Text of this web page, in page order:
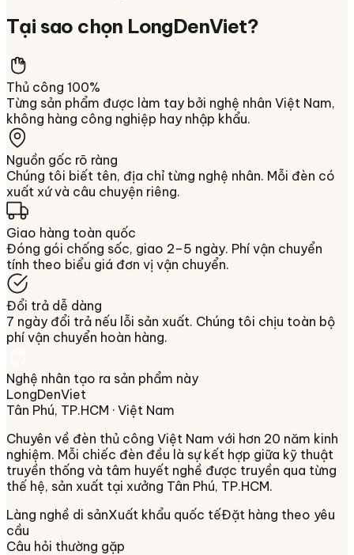
Tại sao chọn LongDenViet?
Thủ công 100%
Từng sản phẩm được làm tay bởi nghệ nhân Việt Nam,
không hàng công nghiệp hay nhập khẩu.
Nguồn gốc rõ ràng
Chúng tôi biết tên, địa chỉ từng nghệ nhân. Mỗi đèn có
xuất xứ và câu chuyện riêng.
Giao hàng toàn quốc
Đóng gói chống sốc, giao 2–5 ngày. Phí vận chuyển
tính theo biểu giá đơn vị vận chuyển.
Đổi trả dễ dàng
7 ngày đổi trả nếu lỗi sản xuất. Chúng tôi chịu toàn bộ
phí vận chuyển hoàn hàng.
Nghệ nhân tạo ra sản phẩm này
LongDenViet
Tân Phú, TP.HCM · Việt Nam
Chuyên về đèn thủ công Việt Nam với hơn 20 năm kinh
nghiệm. Mỗi chiếc đèn đều là sự kết hợp giữa kỹ thuật
truyền thống và tâm huyết nghề được truyền qua từng
thế hệ, sản xuất tại xưởng Tân Phú, TP.HCM.
Làng nghề di sảnXuất khẩu quốc tếĐặt hàng theo yêu
cầu
Câu hỏi thường gặp